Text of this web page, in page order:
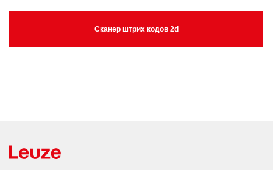
Сканер штрих кодов 2d